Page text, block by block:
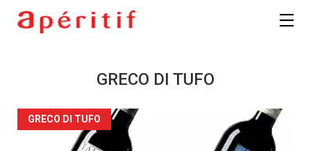
GRECO DI TUFO
GRECO DI TUFO